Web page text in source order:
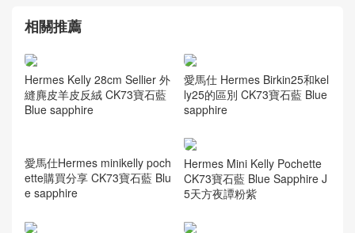
相關推薦
Hermes Kelly 28cm Sellier 外
縫麂皮羊皮反絨 CK73寶石藍
Blue sapphire
愛馬仕 Hermes Birkin25和kel
ly25的區別 CK73寶石藍 Blue
sapphire
Hermes Mini Kelly Pochette
CK73寶石藍 Blue Sapphire J
5天方夜譚粉紫